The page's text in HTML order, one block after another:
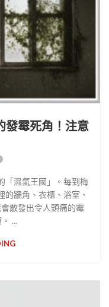
發霉死角！注意
「濕氣王國」。每到梅
牆角、衣櫃、浴室、
散發出令人頭痛的霉
...